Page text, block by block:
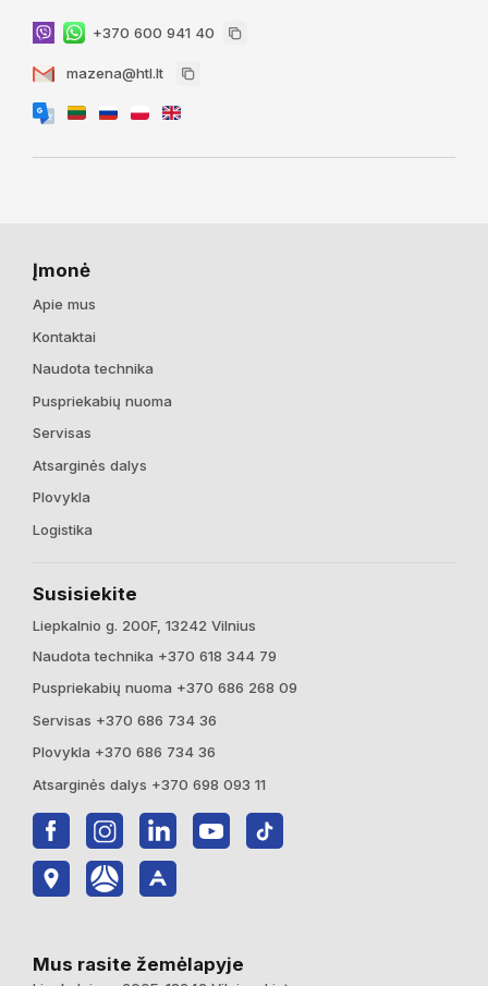
+370 600 941 40
mazena@htl.lt
Įmonė
Apie mus
Kontaktai
Naudota technika
Puspriekabių nuoma
Servisas
Atsarginės dalys
Plovykla
Logistika
Susisiekite
Liepkalnio g. 200F, 13242 Vilnius
Naudota technika +370 618 344 79
Puspriekabių nuoma +370 686 268 09
Servisas +370 686 734 36
Plovykla +370 686 734 36
Atsarginės dalys +370 698 093 11
Mus rasite žemėlapyje